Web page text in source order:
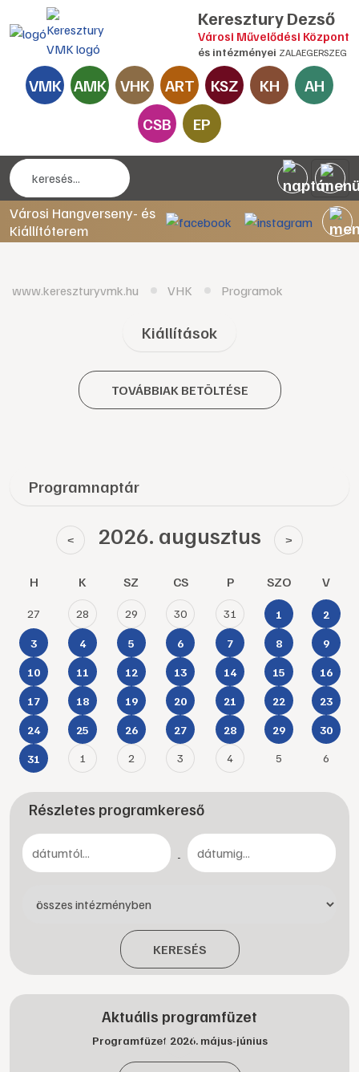
Keresztury Dezső
Városi Művelődési Központ
és intézményei ZALAEGERSZEG
VMK AMK VHK ART KSZ KH
AH
CSB
EP
Városi Hangverseny- és
Kiállítóterem
www.kereszturyvmk.hu VHK Programok
Kiállítások
TOVÁBBIAK BETÖLTÉSE
Programnaptár
< 2026. augusztus >
H K SZ CS P SZO V
27 28 29 30 31 1 2
3 4 5 6 7 8 9
10 11 12 13 14 15 16
17 18 19 20 21 22 23
24 25 26 27 28 29 30
31 1 2 3 4 5 6
Részletes programkereső
-
KERESÉS
Aktuális programfüzet
Programfüzet 2026. május-június